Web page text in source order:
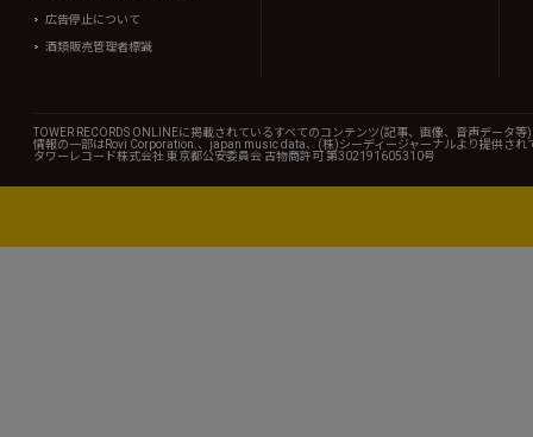
広告停止について
酒類販売管理者標識
TOWER RECORDS ONLINEに掲載されているすべてのコンテンツ(記事、画像、音声データ
情報の一部はRovi Corporation.、japan music data、(株)シーディージャーナルより提供され
タワーレコード株式会社 東京都公安委員会 古物商許可 第302191605310号